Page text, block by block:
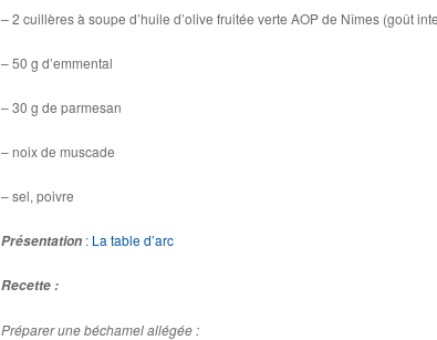
– 2 cuillères à soupe d’huile d’olive fruitée verte AOP de Nîmes (goût
– 50 g d’emmental
– 30 g de parmesan
– noix de muscade
– sel, poivre
Présentation : La table d’arc
Recette :
Préparer une béchamel allégée :